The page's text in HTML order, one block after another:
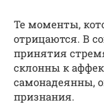
Те моменты,
отрицаются. В
принятия
склонны к
самонадеянны,
признания.